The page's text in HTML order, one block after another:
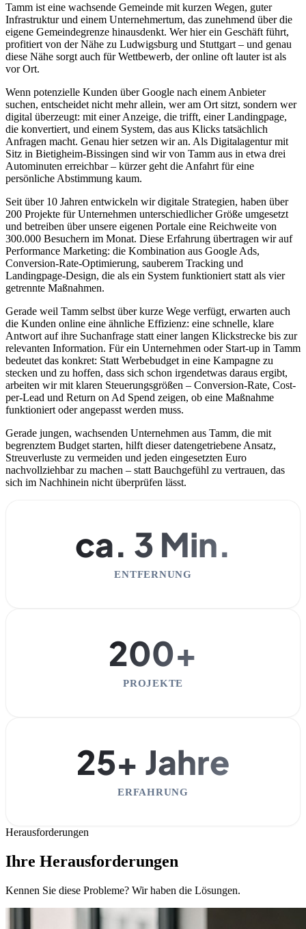
Tamm ist eine wachsende Gemeinde mit kurzen Wegen, guter
Infrastruktur und einem Unternehmertum, das zunehmend über die
eigene Gemeindegrenze hinausdenkt. Wer hier ein Geschäft führt,
profitiert von der Nähe zu Ludwigsburg und Stuttgart – und genau
diese Nähe sorgt auch für Wettbewerb, der online oft lauter ist als
vor Ort.
Wenn potenzielle Kunden über Google nach einem Anbieter
suchen, entscheidet nicht mehr allein, wer am Ort sitzt, sondern wer
digital überzeugt: mit einer Anzeige, die trifft, einer Landingpage,
die konvertiert, und einem System, das aus Klicks tatsächlich
Anfragen macht. Genau hier setzen wir an. Als Digitalagentur mit
Sitz in Bietigheim-Bissingen sind wir von Tamm aus in etwa drei
Autominuten erreichbar – kürzer geht die Anfahrt für eine
persönliche Abstimmung kaum.
Seit über 10 Jahren entwickeln wir digitale Strategien, haben über
200 Projekte für Unternehmen unterschiedlicher Größe umgesetzt
und betreiben über unsere eigenen Portale eine Reichweite von
300.000 Besuchern im Monat. Diese Erfahrung übertragen wir auf
Performance Marketing: die Kombination aus Google Ads,
Conversion-Rate-Optimierung, sauberem Tracking und
Landingpage-Design, die als ein System funktioniert statt als vier
getrennte Maßnahmen.
Gerade weil Tamm selbst über kurze Wege verfügt, erwarten auch
die Kunden online eine ähnliche Effizienz: eine schnelle, klare
Antwort auf ihre Suchanfrage statt einer langen Klickstrecke bis zur
relevanten Information. Für ein Unternehmen oder Start-up in Tamm
bedeutet das konkret: Statt Werbebudget in eine Kampagne zu
stecken und zu hoffen, dass sich schon irgendetwas daraus ergibt,
arbeiten wir mit klaren Steuerungsgrößen – Conversion-Rate, Cost-
per-Lead und Return on Ad Spend zeigen, ob eine Maßnahme
funktioniert oder angepasst werden muss.
Gerade jungen, wachsenden Unternehmen aus Tamm, die mit
begrenztem Budget starten, hilft dieser datengetriebene Ansatz,
Streuverluste zu vermeiden und jeden eingesetzten Euro
nachvollziehbar zu machen – statt Bauchgefühl zu vertrauen, das
sich im Nachhinein nicht überprüfen lässt.
ca. 3 Min.
ENTFERNUNG
200+
PROJEKTE
25+ Jahre
ERFAHRUNG
Herausforderungen
Ihre Herausforderungen
Kennen Sie diese Probleme? Wir haben die Lösungen.